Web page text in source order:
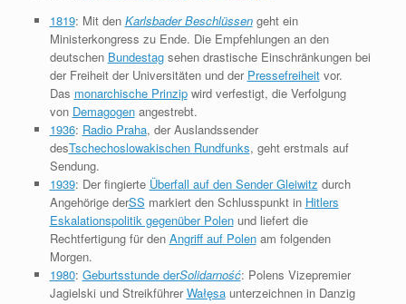
1819: Mit den Karlsbader Beschlüssen geht ein
Ministerkongress zu Ende. Die Empfehlungen an den
deutschen Bundestagsehen drastische Einschränkungen bei
der Freiheit der Universitäten und der Pressefreiheitvor.
Das monarchische Prinzipwird verfestigt, die Verfolgung
von Demagogenangestrebt.
1936: Radio Praha, der Auslandssender
desTschechoslowakischen Rundfunks, geht erstmals auf
Sendung.
1939: Der fingierte Überfall auf den Sender Gleiwitz durch
Angehörige derSS markiert den Schlusspunkt in Hitlers
Eskalationspolitik gegenüber Polenund liefert die
Rechtfertigung für den Angriff auf Polenam folgenden
Morgen.
1980: Geburtsstunde derSolidarność: Polens Vizepremier
Jagielski und StreikführerWałęsaunterzeichnen in Danzig